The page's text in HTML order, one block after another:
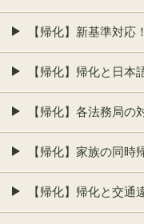
【帰化】新基準対
【帰化】帰化と日本
【帰化】各法務局の
【帰化】家族の同時
【帰化】帰化と交通